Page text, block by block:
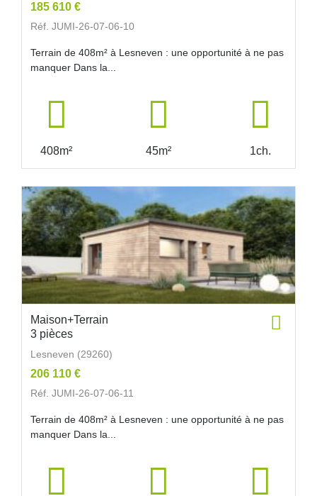
185 610 €
Réf. JUMI-26-07-06-10
Terrain de 408m² à Lesneven : une opportunité à ne pas
manquer Dans la...
408m² 45m² 1ch.
Maison+Terrain
3 pièces
Lesneven (29260)
206 110 €
Réf. JUMI-26-07-06-11
Terrain de 408m² à Lesneven : une opportunité à ne pas
manquer Dans la...